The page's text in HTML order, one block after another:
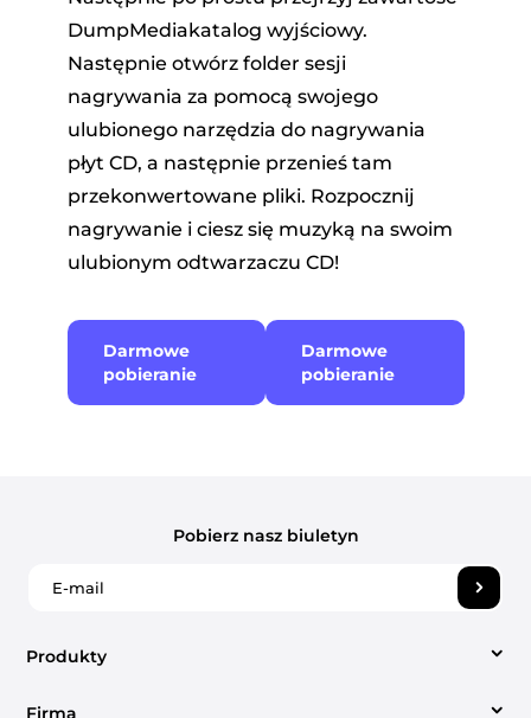
DumpMediakatalog wyjściowy.
Następnie otwórz folder sesji
nagrywania za pomocą swojego
ulubionego narzędzia do nagrywania
płyt CD, a następnie przenieś tam
przekonwertowane pliki. Rozpocznij
nagrywanie i ciesz się muzyką na swoim
ulubionym odtwarzaczu CD!
Darmowe
pobieranie
Darmowe
pobieranie
Produkty
Firma
Pobierz nasz biuletyn